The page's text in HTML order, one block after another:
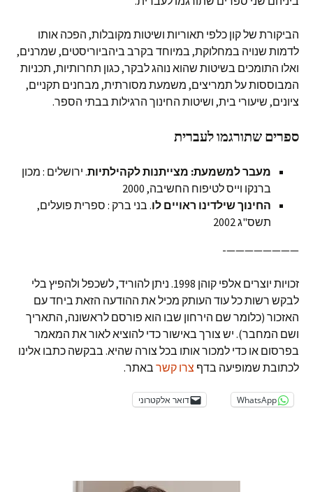
הביקורת של קון כלפי תאוריות ושיטות מקובלות, הפכה אותו
לדמות שנויה במחלוקת, במיוחד בקרב ביהביוריסטים, שמרנים,
ואלו התומכים בשיטות שהוא נוהג לבקר, כגון תחרותיות, תכניות
המבוססות על תמריצים, משמעת מסורתית, מבחנים תקניים,
ציונים, שיעורי בית, ושיטות החינוך הרגילות בבתי הספר.
ספרים שתורגמו לעברית
מעבר למשמעת: מצייתנות לקהילתיות. ירושלים : מכון
ברנקו וייס לטיפוח החשיבה, 2000
החינוך שילדינו ראויים לו. בני ברק : ספרית פועלים,
תשס"ג 2002
————————-
זכויות יוצרים אלפי קוהן 1998. ניתן להוריד, לשכפל ולהפיץ בלי
לבקש רשות כל עוד העותק מכיל את ההודעה הזאת ביחד עם
האזכור (כלומר שם הירחון שבו הוא פורסם לראשונה, התאריך
ושם המחבר). יש צורך באישור כדי להוציא לאור את המאמר
בפרסום או כדי למכור אותו בכל צורה שהיא. בבקשה כתבו אלינו
לכתובת שמופיעה בדף צרו קשר באתר.
WhatsApp דואר אלקטרוני